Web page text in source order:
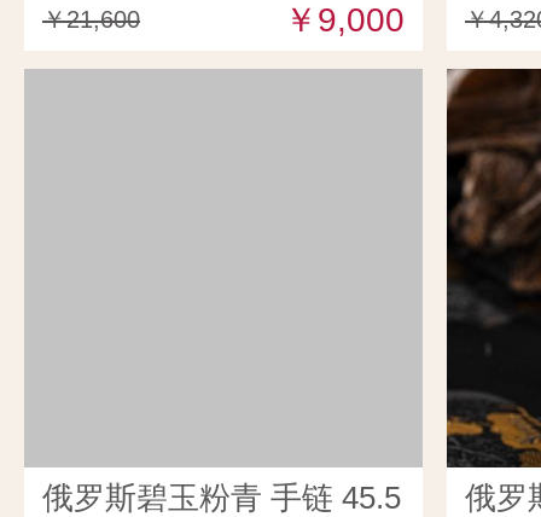
￥21,600 ￥9,000 ￥
俄罗斯碧玉粉青 手链 45.5
俄罗